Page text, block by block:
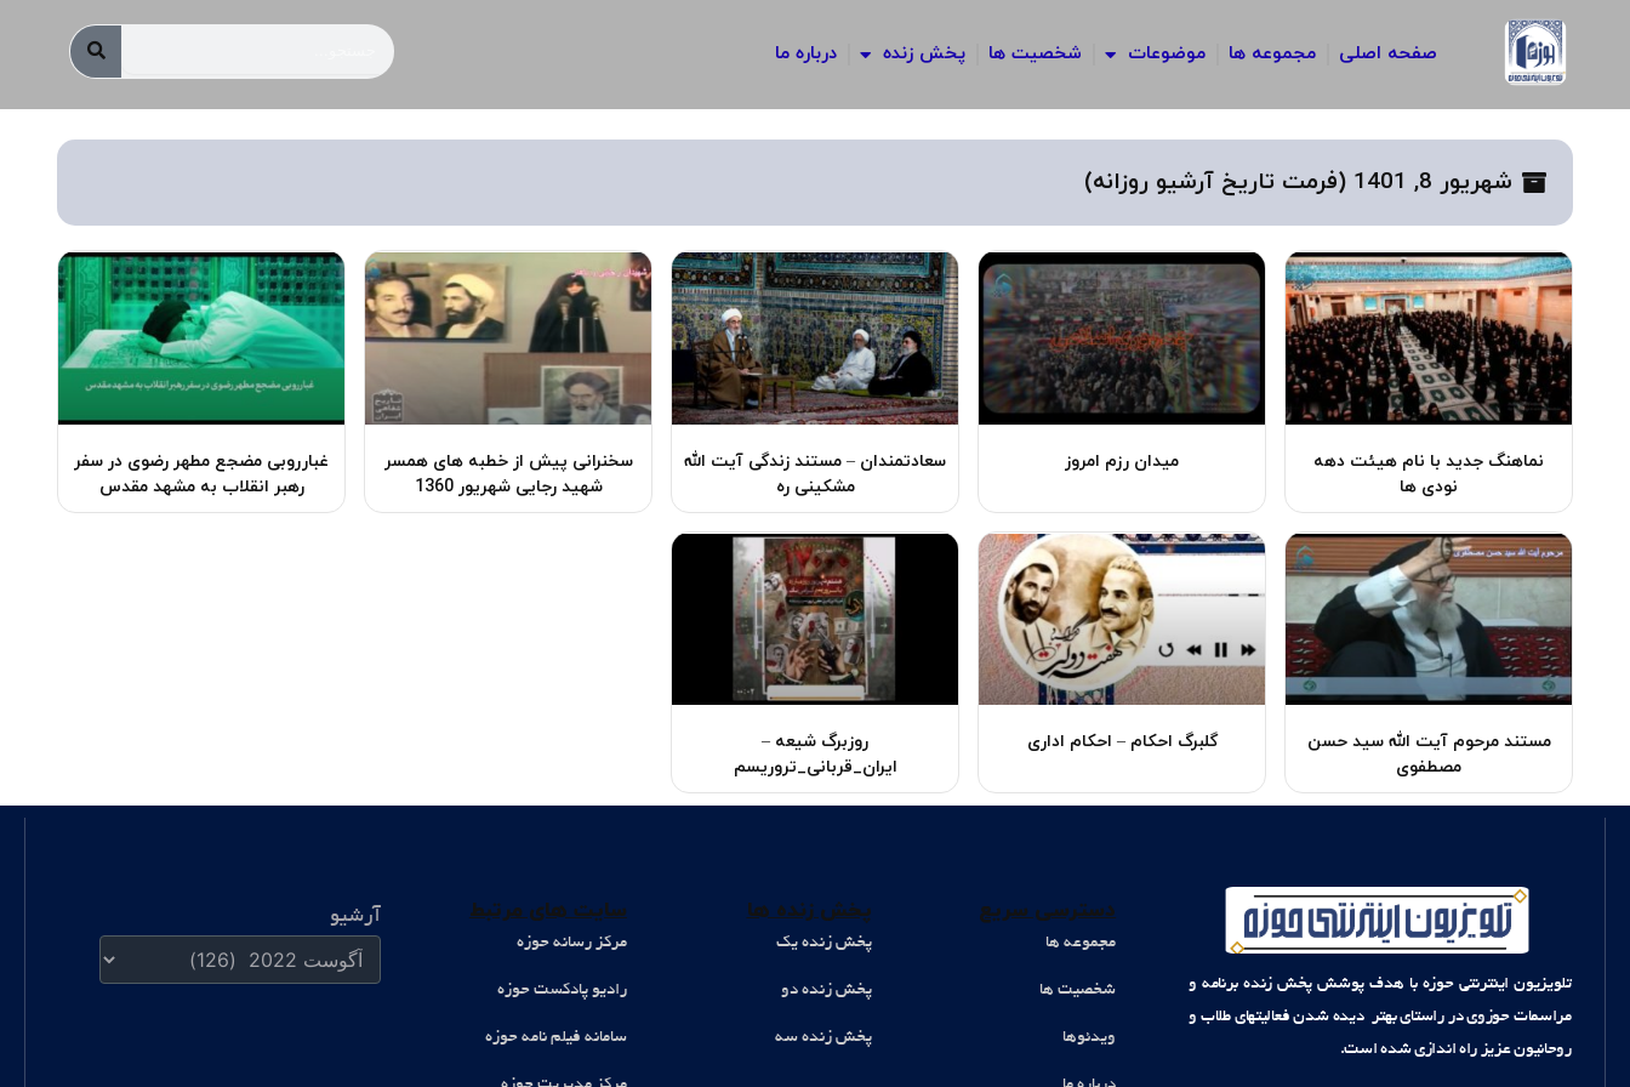
صفحه اصلی مجموعه ها موضوعات شخصیت ها پخش زنده درباره ما
جستجو
شهریور 8, 1401 (فرمت تاریخ آرشیو روزانه)
نماهنگ جدید با نام هیئت دهه
نودی ها
میدان رزم امروز
سعادتمندان – مستند زندگی آیت الله
مشکینی ره
سخنرانی پیش از خطبه های همسر
شهید رجایی شهریور 1360
غبارروبی مضجع مطهر رضوی در سفر
رهبر انقلاب به مشهد مقدس
مستند مرحوم آیت الله سید حسن
مصطفوی
گلبرگ احکام – احکام اداری
روزبرگ شیعه –
ایران_قربانی_تروریسم
تلویزیون اینترنتی حوزه با هدف پوشش پخش زنده برنامه و
مراسمات حوزوی در راستای بهتر دیده شدن فعالیتهای طلاب و
روحانیون عزیز راه اندازی شده است.
دسترسی سریع
مجموعه ها
شخصیت ها
ویدئوها
پخش زنده ها
پخش زنده یک
پخش زنده دو
پخش زنده سه
سایت های مرتبط
مرکز رسانه حوزه
رادیو پادکست حوزه
سامانه فیلم نامه حوزه
آرشیو
آرشیو